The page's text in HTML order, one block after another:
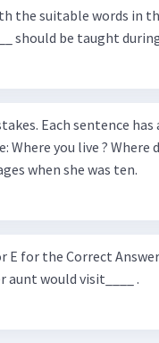
words in the box. Instead of
should be taught
Each sentence has
when she was ten.
Correct Answer. Diana is very
aunt would visit____ .